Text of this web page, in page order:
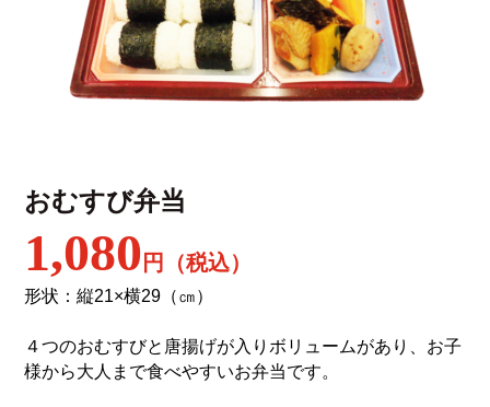
おむすび弁当
1,080 円（税込）
形状：縦21×横29（㎝）
４つのおむすびと唐揚げが入りボリュームがあり、お子
様から大人まで食べやすいお弁当です。